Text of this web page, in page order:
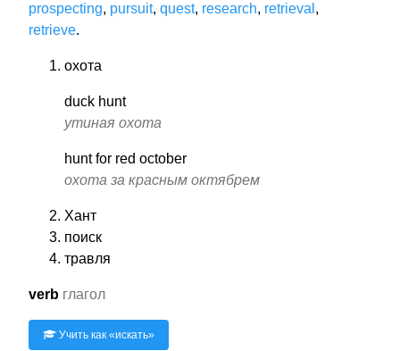
prospecting, pursuit, quest, research, retrieval ,
retrieve.
охота
duck hunt
утиная охота
hunt for red october
охота за красным октябрем
Хант
поиск
травля
verb глагол
Учить как «искать»